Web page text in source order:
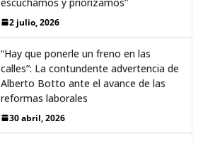
2 julio, 2026
“Hay que ponerle un freno en las
calles”: La contundente advertencia de
Alberto Botto ante el avance de las
reformas laborales
30 abril, 2026